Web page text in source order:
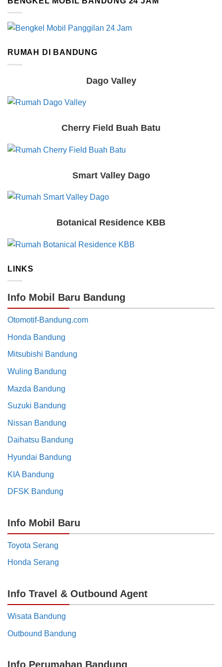
RUMAH DI BANDUNG
Dago Valley
Cherry Field Buah Batu
Smart Valley Dago
Botanical Residence KBB
LINKS
Info Mobil Baru Bandung
Otomotif-Bandung.com
Honda Bandung
Mitsubishi Bandung
Wuling Bandung
Mazda Bandung
Suzuki Bandung
Nissan Bandung
Daihatsu Bandung
Hyundai Bandung
KIA Bandung
DFSK Bandung
Info Mobil Baru
Toyota Serang
Honda Serang
Info Travel & Outbound Agent
Wisata Bandung
Outbound Bandung
Info Perumahan Bandung